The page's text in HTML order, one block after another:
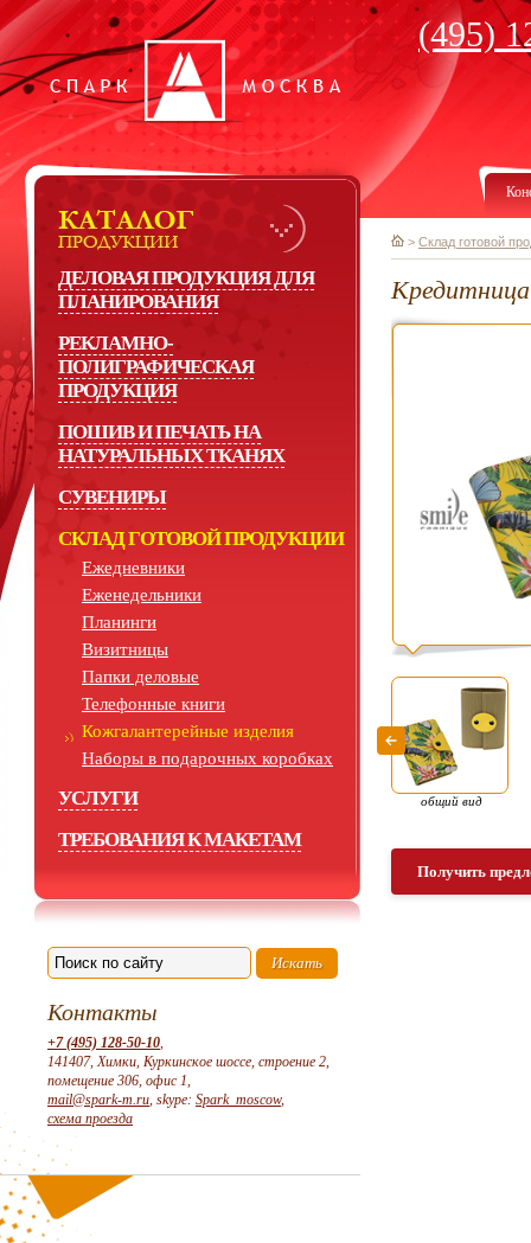
(495)
ДЕЛОВАЯ ПРОДУКЦИЯ ДЛЯ
ПЛАНИРОВАНИЯ
РЕКЛАМНО-
ПОЛИГРАФИЧЕСКАЯ
ПРОДУКЦИЯ
ПОШИВ И ПЕЧАТЬ НА
НАТУРАЛЬНЫХ ТКАНЯХ
СУВЕНИРЫ
СКЛАД ГОТОВОЙ ПРОДУКЦИИ
Ежедневники
Еженедельники
Планинги
Визитницы
Папки деловые
Телефонные книги
Кожгалантерейные изделия
Наборы в подарочных коробках
УСЛУГИ
ТРЕБОВАНИЯ К МАКЕТАМ
Контакты
+7 (495) 128-50-10,
141407, Химки, Куркинское шоссе, строение 2,
помещение 306, офис 1,
mail@spark-m.ru, skype: Spark_moscow,
схема проезда
> Склад готовой
общий вид
Получить